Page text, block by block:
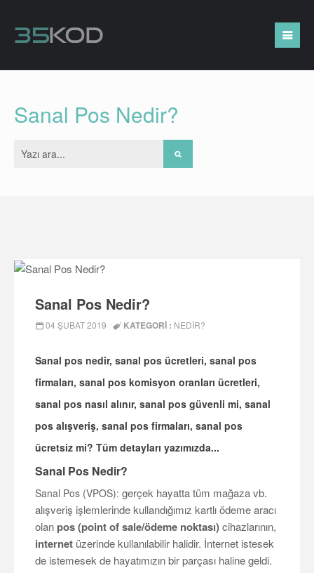
Sanal Pos Nedir?
Sanal Pos Nedir?
04 ŞUBAT 2019 KATEGORI : NEDIR?
Sanal pos nedir, sanal pos ücretleri, sanal pos
firmaları, sanal pos komisyon oranları ücretleri,
sanal pos nasıl alınır, sanal pos güvenli mi, sanal
pos alışveriş, sanal pos firmaları, sanal pos
ücretsiz mi? Tüm detayları yazımızda...
Sanal Pos Nedir?
Sanal Pos (VPOS): gerçek hayatta tüm mağaza vb.
alışveriş işlemlerinde kullandığımız kartlı ödeme aracı
olan pos (point of sale/ödeme noktası)cihazlarının,
internet üzerinde kullanılabilir halidir. İnternet istesek
de istemesek de hayatımızın bir parçası haline geldi.